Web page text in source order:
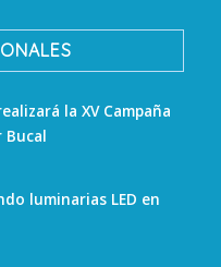
la XV Campaña
Bucal
luminarias LED en